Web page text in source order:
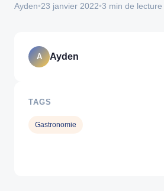
Ayden•23 janvier 2022•3 min de lecture
A Ayden
TAGS
Gastronomie